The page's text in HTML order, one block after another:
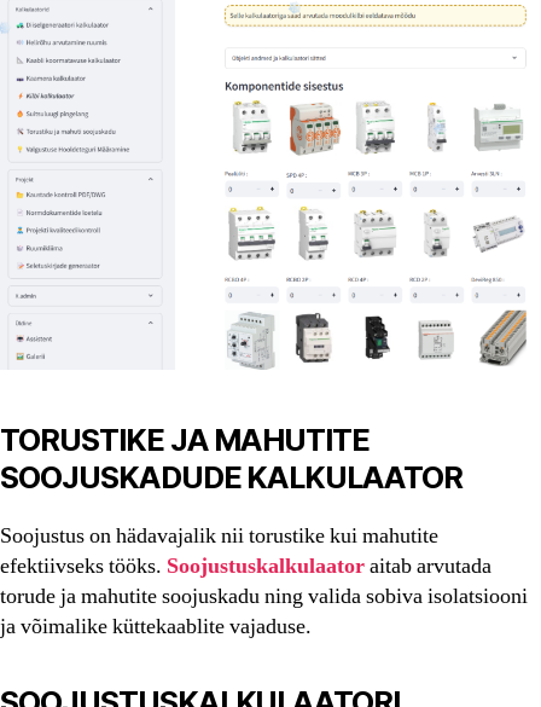
TORUSTIKE JA MAHUTITE
SOOJUSKADUDE KALKULAATOR
Soojustus on hädavajalik nii torustike kui mahutite
efektiivseks tööks. Soojustuskalkulaatoraitab arvutada
torude ja mahutite soojuskadu ning valida sobiva isolatsiooni
ja võimalike küttekaablite vajaduse.